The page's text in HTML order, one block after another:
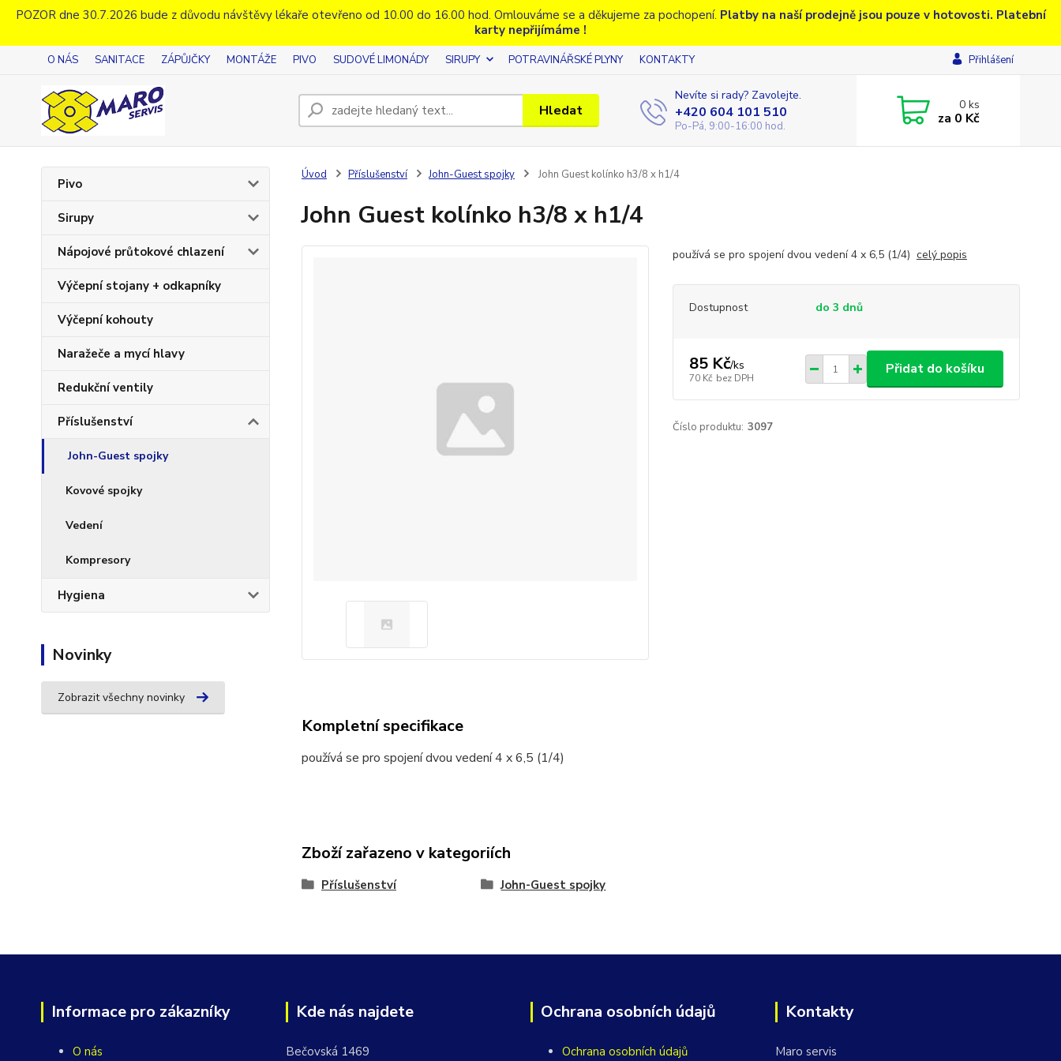
POZOR dne 30.7.2026 bude z důvodu návštěvy lékaře otevřeno od 10.00 do 16.00 hod. Omlouváme se a děkujeme za pochopení. Platby na naší prodejně jsou pouze v hotovosti. Platební
karty nepřijímáme !
O NÁS SANITACE ZÁPŮJČKY MONTÁŽE PIVO SUDOVÉ LIMONÁDY SIRUPY POTRAVINÁŘSKÉ PLYNY KONTAKTY Přihlášení
Hledat
Nevíte si rady? Zavolejte.
+420 604 101 510
Po-Pá, 9:00-16:00 hod.
0ks
za 0 Kč
Pivo
Sirupy
Nápojové průtokové chlazení
Výčepní stojany + odkapníky
Výčepní kohouty
Naražeče a mycí hlavy
Redukční ventily
Příslušenství
John-Guest spojky
Kovové spojky
Vedení
Kompresory
Hygiena
Novinky
Zobrazit všechny novinky
Úvod Příslušenství John-Guest spojky John Guest kolínko h3/8 x h1/4
John Guest kolínko h3/8 x h1/4
používá se pro spojení dvou vedení 4 x 6,5 (1/4) celý popis
Dostupnost do 3 dnů
85 Kč/ks
70 Kč bez DPH
Přidat do košíku
Číslo produktu: 3097
Kompletní specifikace
používá se pro spojení dvou vedení 4 x 6,5 (1/4)
Zboží zařazeno v kategoriích
Příslušenství John-Guest spojky
Informace pro zákazníky
O nás
Kde nás najdete
Bečovská 1469
Ochrana osobních údajů
Ochrana osobních údajů
Kontakty
Maro servis